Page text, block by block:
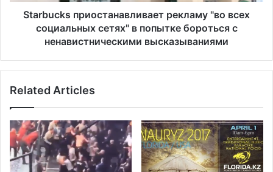
с
у
п
р
о
т
а
в
л
и
в
Starbucks приостанавливает рекламу "во всех
социальных сетях" в попытке бороться с
ненавистническими высказываниями
Related Articles